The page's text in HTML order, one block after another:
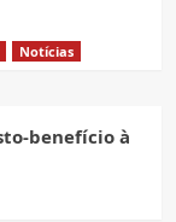
Notícias
benefício à